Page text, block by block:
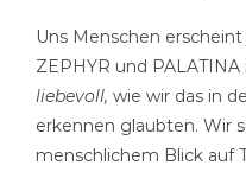
Uns Menschen
ZEPHYR und
liebevoll, wie wir das in
erkennen glaubten. Wir
menschlichem Blick auf